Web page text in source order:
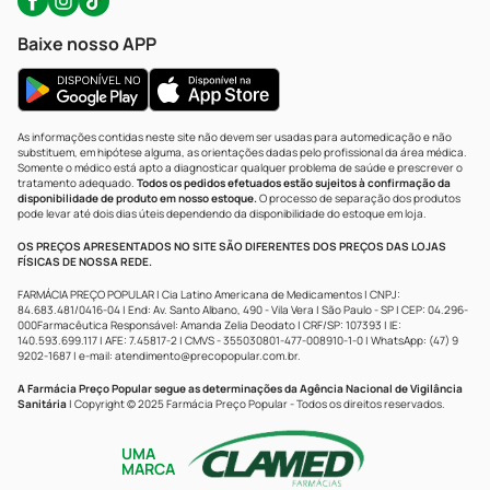
Baixe nosso APP
As informações contidas neste site não devem ser usadas para automedicação e não
substituem, em hipótese alguma, as orientações dadas pelo profissional da área médica.
Somente o médico está apto a diagnosticar qualquer problema de saúde e prescrever o
tratamento adequado. Todos os pedidos efetuados estão sujeitos à confirmação da
disponibilidade de produto em nosso estoque.O processo de separação dos produtos
pode levar até dois dias úteis dependendo da disponibilidade do estoque em loja.
OS PREÇOS APRESENTADOS NO SITE SÃO DIFERENTES DOS PREÇOS DAS LOJAS
FÍSICAS DE NOSSA REDE.
FARMÁCIA PREÇO POPULAR | Cia Latino Americana de Medicamentos | CNPJ:
84.683.481/0416-04 | End: Av. Santo Albano, 490 - Vila Vera | São Paulo - SP | CEP: 04.296-
000Farmacêutica Responsável: Amanda Zelia Deodato | CRF/SP: 107393 | IE:
140.593.699.117 | AFE: 7.45817-2 | CMVS - 355030801-477-008910-1-0 | WhatsApp: (47) 9
9202-1687 | e-mail: atendimento@precopopular.com.br.
A Farmácia Preço Popular segue as determinações da Agência Nacional de Vigilância
Sanitária | Copyright © 2025 Farmácia Preço Popular - Todos os direitos reservados.
UMA
MARCA